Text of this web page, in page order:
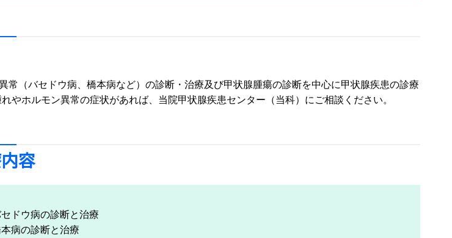
常（バセドウ病、橋本病など）の診断・治療及び甲状腺腫瘍の診断を中心に甲状腺疾患の診療
やホルモン異常の症状があれば、当院甲状腺疾患センター（当科）にご相談ください。
容
ドウ病の診断と治療
病の診断と治療